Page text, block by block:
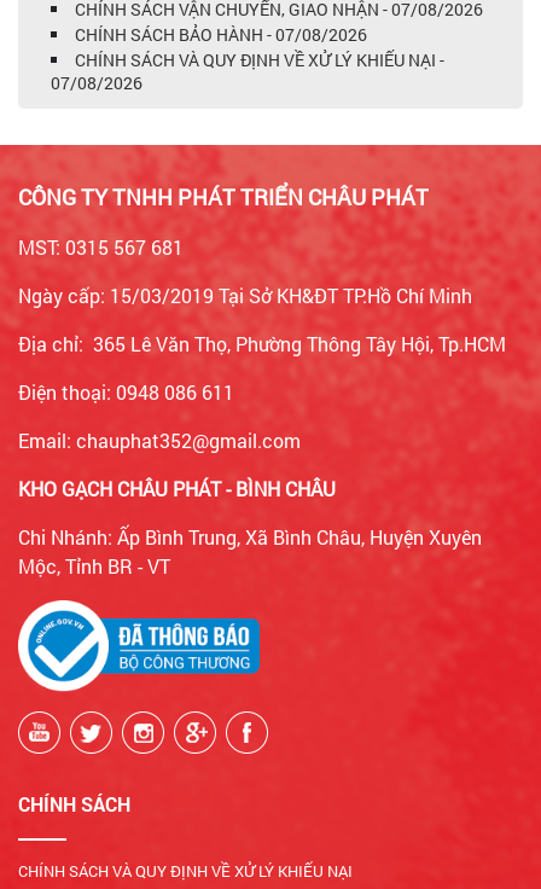
CHÍNH SÁCH VẬN CHUYỂN, GIAO NHẬN - 07/08/2026
CHÍNH SÁCH BẢO HÀNH - 07/08/2026
CHÍNH SÁCH VÀ QUY ĐỊNH VỀ XỬ LÝ KHIẾU NẠI -
07/08/2026
CÔNG TY TNHH PHÁT TRIỂN CHÂU PHÁT
MST: 0315 567 681
Ngày cấp: 15/03/2019 Tại Sở KH&ĐT TP.Hồ Chí Minh
Địa chỉ: 365 Lê Văn Thọ, Phường Thông Tây Hội, Tp.HCM
Điện thoại: 0948 086 611
Email: chauphat352@gmail.com
KHO GẠCH CHÂU PHÁT - BÌNH CHÂU
Chi Nhánh: Ấp Bình Trung, Xã Bình Châu, Huyện Xuyên
Mộc, Tỉnh BR - VT
CHÍNH SÁCH
CHÍNH SÁCH VÀ QUY ĐỊNH VỀ XỬ LÝ KHIẾU NẠI